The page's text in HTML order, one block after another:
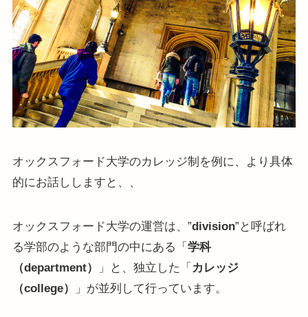
オックスフォード大学のカレッジ制を例に、より具体
的にお話ししますと、、
オックスフォード大学の運営は、”division”と呼ばれ
る学部のような部門の中にある「 学科
（department）
」と、独立した「 カレッジ
（college）
」が並列して行っています。